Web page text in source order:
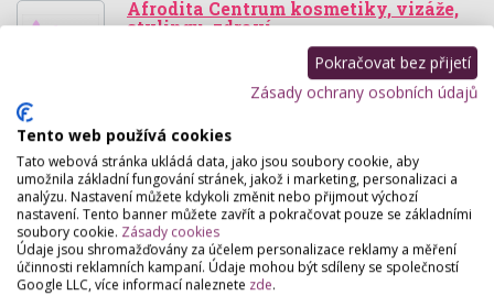
Afrodita Centrum kosmetiky, vizáže,
stylingu, zdraví
Právě se pro vás realizuje centrum
krásy,mody,odpočinku - Kosmetika, permanentní
makeup, permanentní řasy,nehtový design,aplikace
kyseliny…
Lenka Sedláčková
5. Května 1076, Přeštice
Kosmetika, aromaterapie, permanentní makeup,
prodlužování a zhuštování řas, trvalá na řasy,
Pokračovat bez přijetí
Zásady ochrany osobních údajů
Tento web používá cookies
Tato webová stránka ukládá data, jako jsou soubory cookie, aby
umožnila základní fungování stránek, jakož i marketing, personalizaci a
analýzu. Nastavení můžete kdykoli změnit nebo přijmout výchozí
nastavení. Tento banner můžete zavřít a pokračovat pouze se základními
soubory cookie. Zásady cookies
Údaje jsou shromažďovány za účelem personalizace reklamy a měření
účinnosti reklamních kampaní. Údaje mohou být sdíleny se společností
Google LLC, více informací naleznete zde.